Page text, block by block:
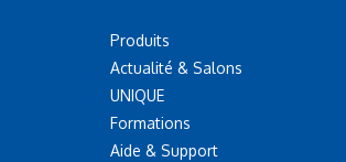
Produits
Actualité & Salons
UNIQUE
Formations
Aide & Support